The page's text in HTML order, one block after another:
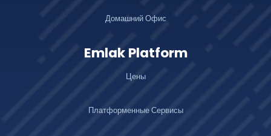
Домашний Офис
Emlak Platform
Цены
Платформенные Сервисы